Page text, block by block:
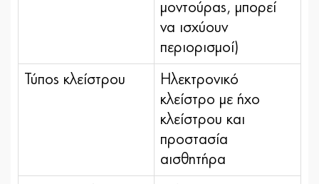
μοντούρας, μπορεί
να ισχύουν
περιορισμοί)
Τύπος κλείστρου
Ηλεκτρονικό
κλείστρο με ήχο
κλείστρου και
προστασία
αισθητήρα